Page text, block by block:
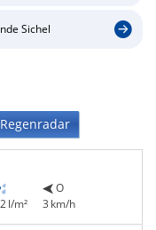
Sichel
Regenradar
l/m²
O
3 km/h